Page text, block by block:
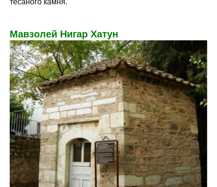
тесаного камня.
Мавзолей Нигар Хатун